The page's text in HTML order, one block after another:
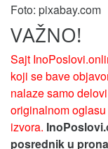
Foto: pixabay.com
VAŽNO!
Sajt
koji se bave
nalaze samo
originalnom
izvora.
posrednik u